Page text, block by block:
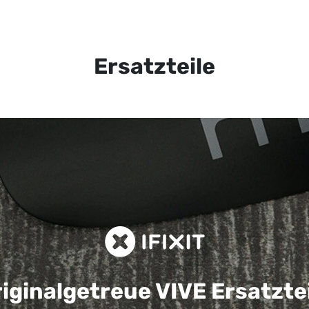
Ersatzteile
VIVE